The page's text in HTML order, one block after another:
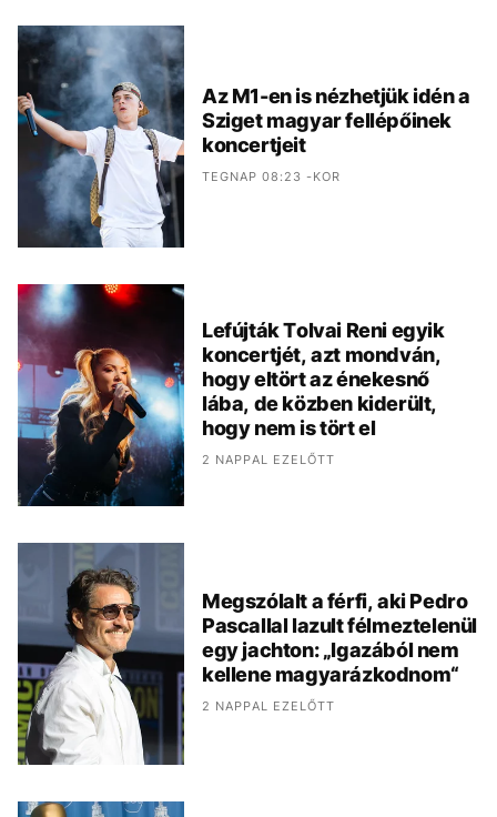
Az M1-en is nézhetjük idén a
Sziget magyar fellépőinek
koncertjeit
TEGNAP 08:23 -KOR
Lefújták Tolvai Reni egyik
koncertjét, azt mondván,
hogy eltört az énekesnő
lába, de közben kiderült,
hogy nem is tört el
2 NAPPAL EZELŐTT
Megszólalt a férfi, aki Pedro
Pascallal lazult félmeztelenül
egy jachton: „Igazából nem
kellene magyarázkodnom“
2 NAPPAL EZELŐTT